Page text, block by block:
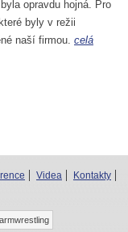
opravdu hojná. Pro
byly v režii
naší firmou. celá
Videa
Kontakty
armwrestling